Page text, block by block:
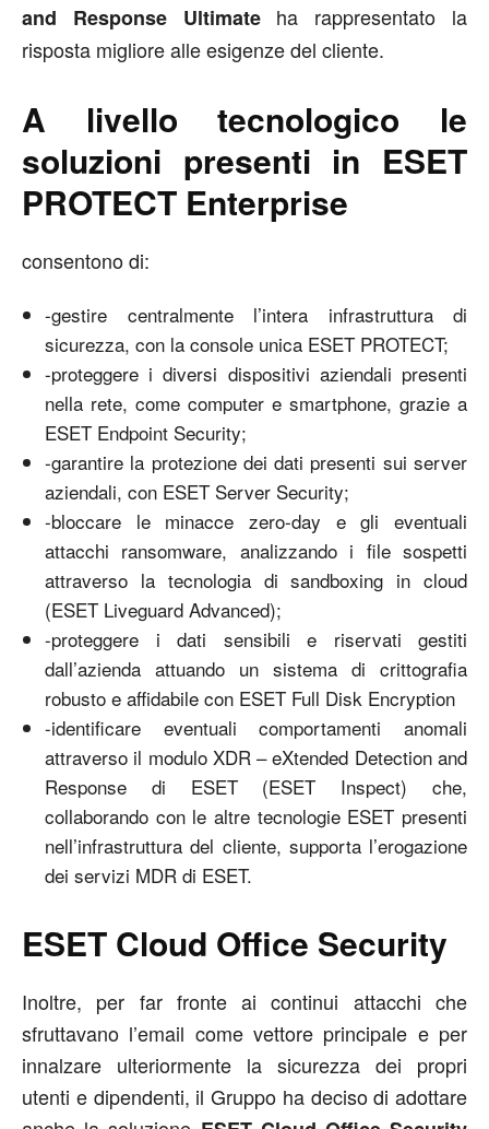
and Response Ultimateha rappresentato la
risposta migliore alle esigenze del cliente.
A livello tecnologico le
soluzioni presenti in ESET
PROTECT Enterprise
consentono di:
-gestire centralmente l’intera infrastruttura di
sicurezza, con la console unica ESET PROTECT;
-proteggere i diversi dispositivi aziendali presenti
nella rete, come computer e smartphone, grazie a
ESET Endpoint Security;
-garantire la protezione dei dati presenti sui server
aziendali, con ESET Server Security;
-bloccare le minacce zero-day e gli eventuali
attacchi ransomware, analizzando i file sospetti
attraverso la tecnologia di sandboxing in cloud
(ESET Liveguard Advanced);
-proteggere i dati sensibili e riservati gestiti
dall’azienda attuando un sistema di crittografia
robusto e affidabile con ESET Full Disk Encryption
-identificare eventuali comportamenti anomali
attraverso il modulo XDR – eXtended Detection and
Response di ESET (ESET Inspect) che,
collaborando con le altre tecnologie ESET presenti
nell’infrastruttura del cliente, supporta l’erogazione
dei servizi MDR di ESET.
ESET Cloud Office Security
Inoltre, per far fronte ai continui attacchi che
sfruttavano l’email come vettore principale e per
innalzare ulteriormente la sicurezza dei propri
utenti e dipendenti, il Gruppo ha deciso di adottare